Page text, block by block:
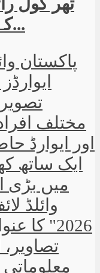
کے لیے قانون سازی کا...